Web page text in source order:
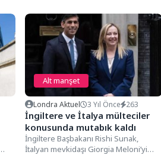
Alt manşet
Londra Aktuel 3 Yıl Önce 263
İngiltere ve İtalya mülteciler
konusunda mutabık kaldı
İngiltere Başbakanı Rishi Sunak,
İtalyan mevkidaşı Giorgia Meloni’yi